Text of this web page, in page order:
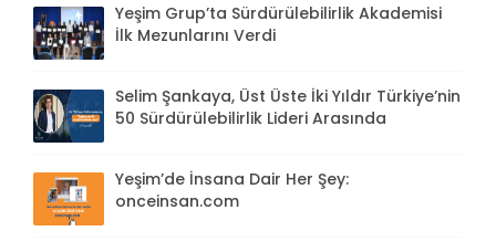
Yeşim Grup’ta Sürdürülebilirlik Akademisi
İlk Mezunlarını Verdi
Selim Şankaya, Üst Üste İki Yıldır Türkiye’nin
50 Sürdürülebilirlik Lideri Arasında
Yeşim’de İnsana Dair Her Şey:
onceinsan.com